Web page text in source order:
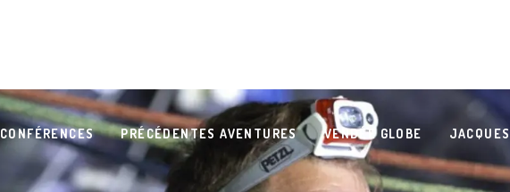
CONFÉRENCES PRÉCÉDENTES AVENTURES VENDÉE GLOBE